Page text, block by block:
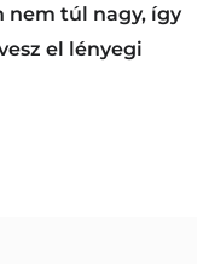
nem túl nagy, így
el lényegi